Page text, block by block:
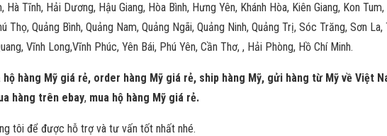
Hà Tĩnh, Hải Dương, Hậu Giang, Hòa Bình, Hưng Yên, Khánh Hòa, Kiên Giang, Kon
Thọ, Quảng Bình, Quảng Nam, Quảng Ngãi, Quảng Ninh, Quảng Trị, Sóc Trăng, Sơn
Vĩnh Long,Vĩnh Phúc, Yên Bái, Phú Yên, Cần Thơ, , Hải Phòng, Hồ Chí Minh.
hộ hàng Mỹ giá rẻ, order hàng Mỹ giá rẻ, ship hàng Mỹ, gửi hàng từ Mỹ về Việt
hàng trên ebay, mua hộ hàng Mỹ giá rẻ.
tôi để được hỗ trợ và tư vấn tốt nhất nhé.